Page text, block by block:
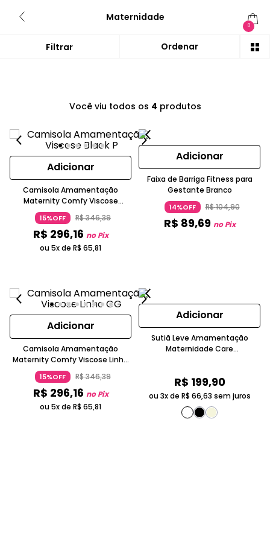
Maternidade
0
Você viu todos os 4 produtos
Adicionar
Camisola Amamentação
Maternity Comfy Viscose
Chumbo
15%OFF R$346,39
R$ 296,16 no Pix
ou 5x de R$ 65,81
Adicionar
Faixa de Barriga Fitness para
Gestante Branco
14%OFF R$104,90
R$ 89,69 no Pix
Adicionar
Camisola Amamentação
Maternity Comfy Viscose Linho
Bege Claro
15%OFF R$346,39
R$ 296,16 no Pix
ou 5x de R$ 65,81
Adicionar
Sutiã Leve Amamentação
Maternidade Care
R$ 199,90
ou 3x de R$ 66,63 sem juros